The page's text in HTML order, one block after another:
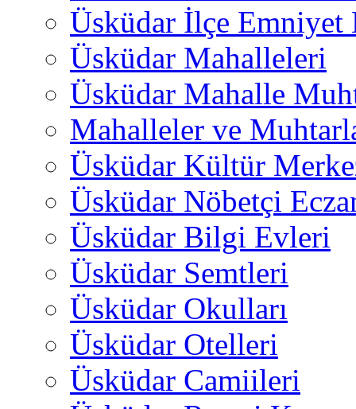
Üsküdar İlçe
Üsküdar Mahalleleri
Üsküdar Mahalle
Mahalleler ve
Üsküdar Kültür
Üsküdar Nöbetçi
Üsküdar Bilgi Evleri
Üsküdar Semtleri
Üsküdar Okulları
Üsküdar Otelleri
Üsküdar Camiileri